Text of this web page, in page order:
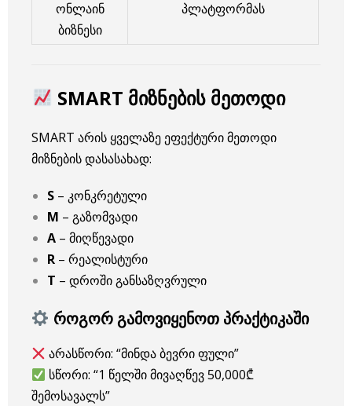
ონლაინ
ბიზნესი
პლატფორმას
SMART მიზნების მეთოდი
SMART არის ყველაზე ეფექტური მეთოდი
მიზნების დასასახად:
S – კონკრეტული
M – გაზომვადი
A – მიღწევადი
R – რეალისტური
T – დროში განსაზღვრული
როგორ გამოვიყენოთ პრაქტიკაში
არასწორი: “მინდა ბევრი ფული”
სწორი: “1 წელში მივაღწევ 50,000₾
შემოსავალს”